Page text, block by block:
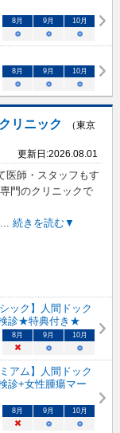
8月 9月 10月
○ ○ ○
8月 9月 10月
○ ○ ○
リニック
（東京
更新日:2026.08.01
医師・スタッフもす
門のクリニックで
続きを読む▼
ック】人間ドック
検診★特典付き★
8 月 9 月 10月
× ○ ○
アム】人間ドック
診+女性腫瘍マー
8 月 9 月 10月
× ○ ○